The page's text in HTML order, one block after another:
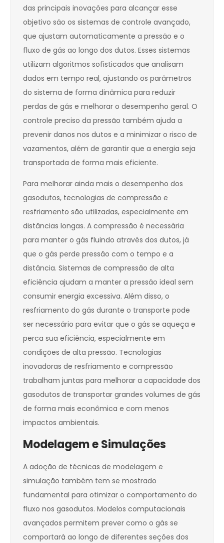
das principais inovações para alcançar esse
objetivo são os sistemas de controle avançado,
que ajustam automaticamente a pressão e o
fluxo de gás ao longo dos dutos. Esses sistemas
utilizam algoritmos sofisticados que analisam
dados em tempo real, ajustando os parâmetros
do sistema de forma dinâmica para reduzir
perdas de gás e melhorar o desempenho geral. O
controle preciso da pressão também ajuda a
prevenir danos nos dutos e a minimizar o risco de
vazamentos, além de garantir que a energia seja
transportada de forma mais eficiente.
Para melhorar ainda mais o desempenho dos
gasodutos, tecnologias de compressão e
resfriamento são utilizadas, especialmente em
distâncias longas. A compressão é necessária
para manter o gás fluindo através dos dutos, já
que o gás perde pressão com o tempo e a
distância. Sistemas de compressão de alta
eficiência ajudam a manter a pressão ideal sem
consumir energia excessiva. Além disso, o
resfriamento do gás durante o transporte pode
ser necessário para evitar que o gás se aqueça e
perca sua eficiência, especialmente em
condições de alta pressão. Tecnologias
inovadoras de resfriamento e compressão
trabalham juntas para melhorar a capacidade dos
gasodutos de transportar grandes volumes de gás
de forma mais econômica e com menos
impactos ambientais.
Modelagem e Simulações
A adoção de técnicas de modelagem e
simulação também tem se mostrado
fundamental para otimizar o comportamento do
fluxo nos gasodutos. Modelos computacionais
avançados permitem prever como o gás se
comportará ao longo de diferentes seções dos